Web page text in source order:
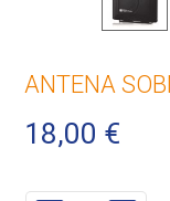
ANTENA
18,00 €